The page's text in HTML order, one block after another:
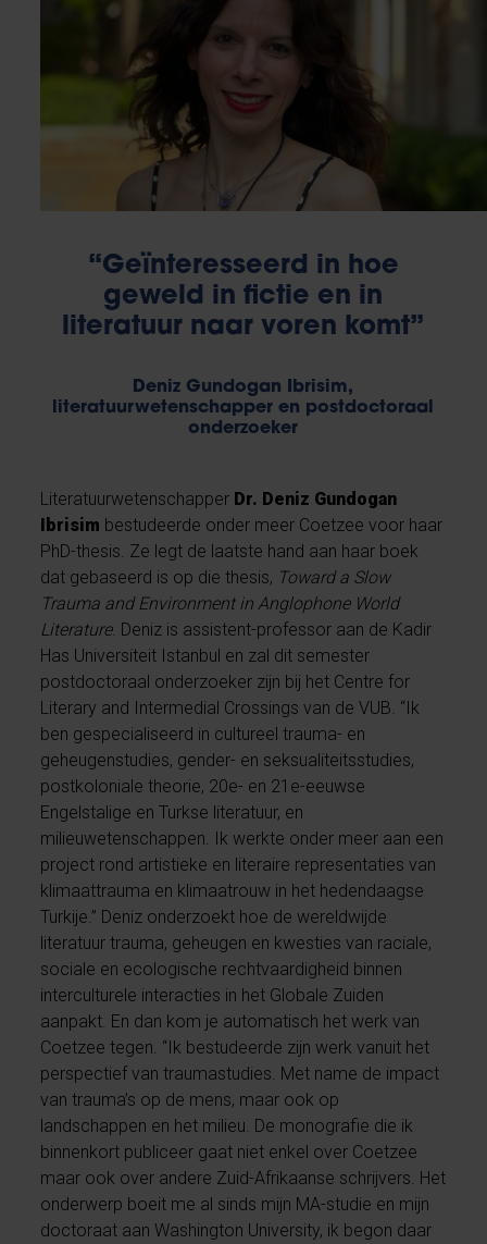
“Geïnteresseerd in hoe
geweld in fictie en in
literatuur naar voren komt”
Deniz Gundogan Ibrisim,
literatuurwetenschapper en postdoctoraal
onderzoeker
Literatuurwetenschapper Dr. Deniz Gundogan
Ibrisim bestudeerde onder meer Coetzee voor haar
PhD-thesis. Ze legt de laatste hand aan haar boek
dat gebaseerd is op die thesis, Toward a Slow
Trauma and Environment in Anglophone World
Literature. Deniz is assistent-professor aan de Kadir
Has Universiteit Istanbul en zal dit semester
postdoctoraal onderzoeker zijn bij het Centre for
Literary and Intermedial Crossings van de VUB. “Ik
ben gespecialiseerd in cultureel trauma- en
geheugenstudies, gender- en seksualiteitsstudies,
postkoloniale theorie, 20e- en 21e-eeuwse
Engelstalige en Turkse literatuur, en
milieuwetenschappen. Ik werkte onder meer aan een
project rond artistieke en literaire representaties van
klimaattrauma en klimaatrouw in het hedendaagse
Turkije.” Deniz onderzoekt hoe de wereldwijde
literatuur trauma, geheugen en kwesties van raciale,
sociale en ecologische rechtvaardigheid binnen
interculturele interacties in het Globale Zuiden
aanpakt. En dan kom je automatisch het werk van
Coetzee tegen. “Ik bestudeerde zijn werk vanuit het
perspectief van traumastudies. Met name de impact
van trauma’s op de mens, maar ook op
landschappen en het milieu. De monografie die ik
binnenkort publiceer gaat niet enkel over Coetzee
maar ook over andere Zuid-Afrikaanse schrijvers. Het
onderwerp boeit me al sinds mijn MA-studie en mijn
doctoraat aan Washington University, ik begon daar